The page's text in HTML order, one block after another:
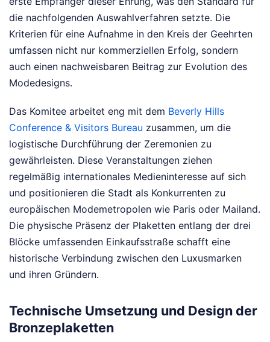
die nachfolgenden Auswahlverfahren setzte. Die
Kriterien für eine Aufnahme in den Kreis der Geehrten
umfassen nicht nur kommerziellen Erfolg, sondern
auch einen nachweisbaren Beitrag zur Evolution des
Modedesigns.
Das Komitee arbeitet eng mit dem Beverly Hills
Conference & Visitors Bureau zusammen, um die
logistische Durchführung der Zeremonien zu
gewährleisten. Diese Veranstaltungen ziehen
regelmäßig internationales Medieninteresse auf sich
und positionieren die Stadt als Konkurrenten zu
europäischen Modemetropolen wie Paris oder Mailand.
Die physische Präsenz der Plaketten entlang der drei
Blöcke umfassenden Einkaufsstraße schafft eine
historische Verbindung zwischen den Luxusmarken
und ihren Gründern.
Technische Umsetzung und Design der
Bronzeplaketten